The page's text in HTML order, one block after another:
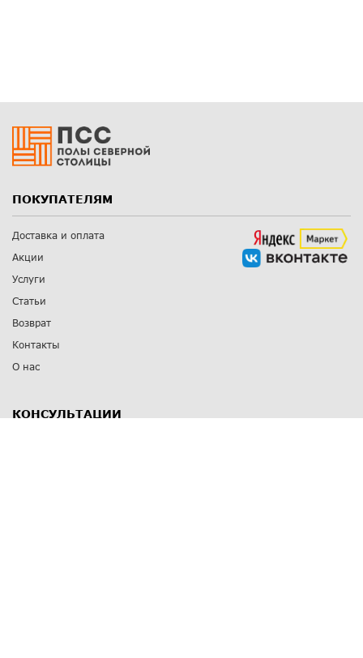
ПОКУПАТЕЛЯМ
Доставка и оплата
Акции
Услуги
Статьи
Возврат
Контакты
О нас
КОНСУЛЬТАЦИИ